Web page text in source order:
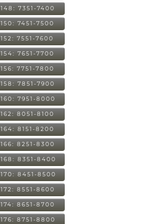
148: 7351-7400
150: 7451-7500
152: 7551-7600
154: 7651-7700
156: 7751-7800
158: 7851-7900
160: 7951-8000
162: 8051-8100
164: 8151-8200
166: 8251-8300
168: 8351-8400
170: 8451-8500
172: 8551-8600
174: 8651-8700
176: 8751-8800